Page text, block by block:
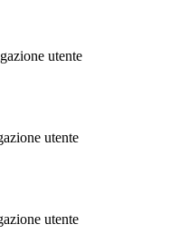
utente
utente
utente